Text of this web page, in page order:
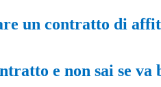
un contratto di
e non sai se va